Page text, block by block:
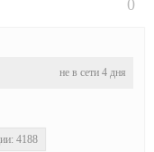
0
не в сети 4 дня
4188